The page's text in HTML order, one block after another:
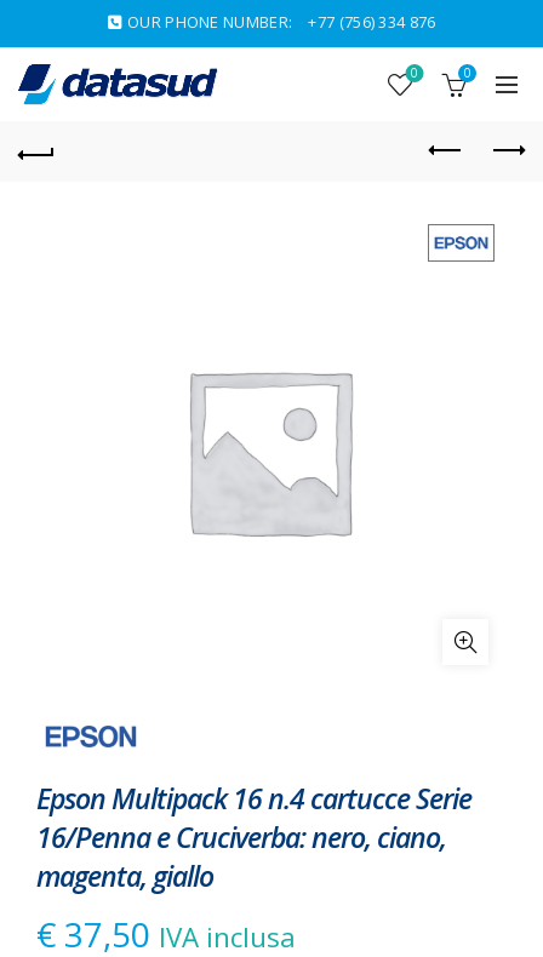
OUR PHONE NUMBER: +77 (756) 334 876
0 0
Epson Multipack 16 n.4 cartucce Serie
16/Penna e Cruciverba: nero, ciano,
magenta, giallo
€ 37,50 IVA inclusa